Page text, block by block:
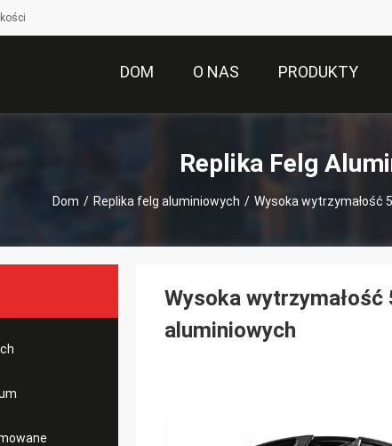
DOM O NAS PRODUKTY
Replika Felg
Dom / Replika felg aluminiowych / Wysoka wytrzymałość
Wysoka
aluminiowych